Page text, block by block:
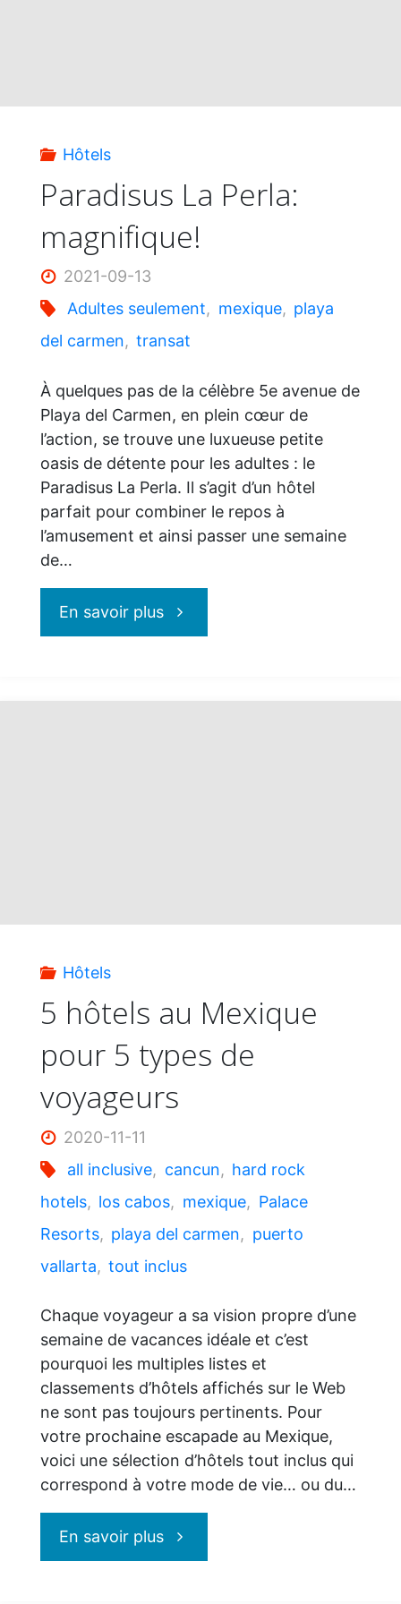
Hôtels
Paradisus La Perla:
magnifique!
2021-09-13
Adultes seulement, mexique, playa
del carmen, transat
À quelques pas de la célèbre 5e avenue de
Playa del Carmen, en plein cœur de
l’action, se trouve une luxueuse petite
oasis de détente pour les adultes : le
Paradisus La Perla. Il s’agit d’un hôtel
parfait pour combiner le repos à
l’amusement et ainsi passer une semaine
de…
En savoir plus"Paradisus
Hôtels
5 hôtels au Mexique
pour 5 types de
voyageurs
2020-11-11
all inclusive, cancun, hard rock
hotels, los cabos, mexique, Palace
Resorts, playa del carmen, puerto
vallarta, tout inclus
Chaque voyageur a sa vision propre d’une
semaine de vacances idéale et c’est
pourquoi les multiples listes et
classements d’hôtels affichés sur le Web
ne sont pas toujours pertinents. Pour
votre prochaine escapade au Mexique,
voici une sélection d’hôtels tout inclus qui
correspond à votre mode de vie… ou du…
En savoir plus"5